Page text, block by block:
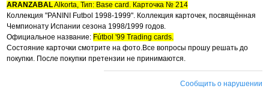
ARANZABALAlkorta, Тип: Base card. Карточка № 214
Коллекция "PANINI Futbol 1998-1999". Коллекция карточек, посвящённая
Чемпионату Испании сезона 1998/1999 годов.
Официальное название: Fútbol '99 Trading cards.
Состояние карточки смотрите на фото.Все вопросы прошу решать до
покупки. После покупки претензии не принимаются.
Сообщить о нарушении